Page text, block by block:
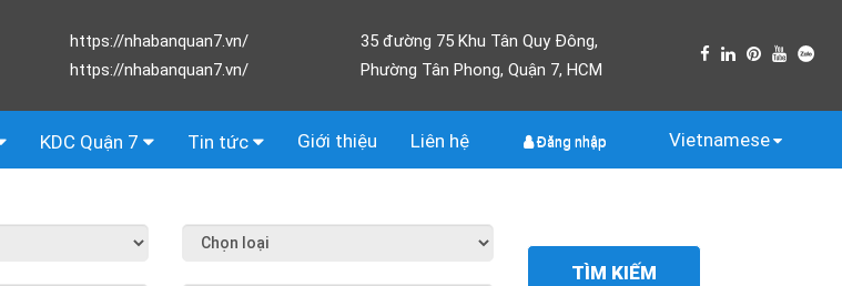
https://nhabanquan7.vn/
https://nhabanquan7.vn/
35 đường 75 Khu Tân Quy Đông,
Phường Tân Phong, Quận 7, HCM
KDC Quận 7 Tin tức Giới thiệu Liên hệ Đăng nhập Vietnamese
TÌM KIẾM